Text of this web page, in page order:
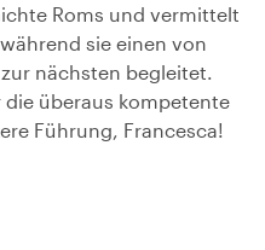
Roms und vermittelt
sie einen von
nächsten begleitet.
die überaus kompetente
Führung, Francesca!